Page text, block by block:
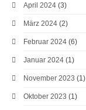
April 2024 (3)
März 2024 (2)
Februar 2024 (6)
Januar 2024 (1)
November 2023 (1)
Oktober 2023 (1)